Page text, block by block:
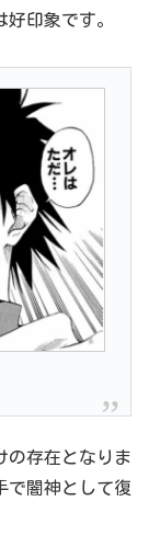
印象です。
の存在となりま
で闇神として復